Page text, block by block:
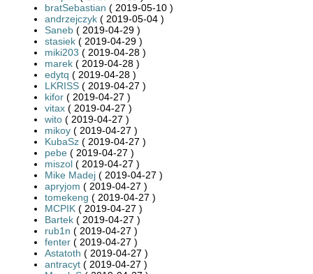
bratSebastian ( 2019-05-10 )
andrzejczyk ( 2019-05-04 )
Saneb ( 2019-04-29 )
stasiek ( 2019-04-29 )
miki203 ( 2019-04-28 )
marek ( 2019-04-28 )
edytq ( 2019-04-28 )
LKRISS ( 2019-04-27 )
kifor ( 2019-04-27 )
vitax ( 2019-04-27 )
wito ( 2019-04-27 )
mikoy ( 2019-04-27 )
KubaSz ( 2019-04-27 )
pebe ( 2019-04-27 )
miszol ( 2019-04-27 )
Mike Madej ( 2019-04-27 )
apryjom ( 2019-04-27 )
tomekeng ( 2019-04-27 )
MCPIK ( 2019-04-27 )
Bartek ( 2019-04-27 )
rub1n ( 2019-04-27 )
fenter ( 2019-04-27 )
Astatoth ( 2019-04-27 )
antracyt ( 2019-04-27 )